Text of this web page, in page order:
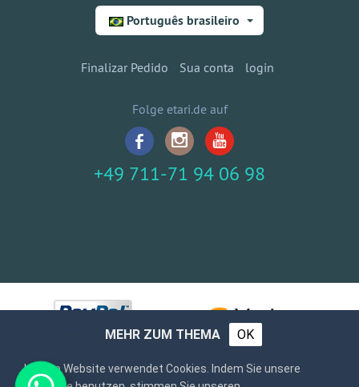
Português brasileiro
Finalizar Pedido Sua conta login
Folge etari.de auf
+49 711-71 94 06 98
MEHR ZUM THEMA OK
Unsere Website verwendet Cookies. Indem Sie unsere